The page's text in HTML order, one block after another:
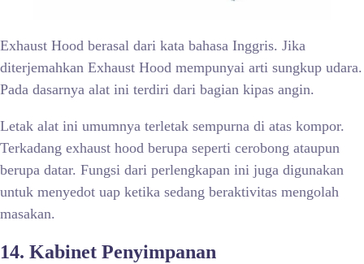
Exhaust Hood berasal dari kata bahasa Inggris. Jika
diterjemahkan Exhaust Hood mempunyai arti sungkup udara.
Pada dasarnya alat ini terdiri dari bagian kipas angin.
Letak alat ini umumnya terletak sempurna di atas kompor.
Terkadang exhaust hood berupa seperti cerobong ataupun
berupa datar. Fungsi dari perlengkapan ini juga digunakan
untuk menyedot uap ketika sedang beraktivitas mengolah
masakan.
14. Kabinet Penyimpanan